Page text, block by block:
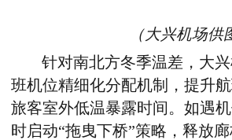
（大兴机场供
针对南北方冬季温差，大
班机位精细化分配机制，提升
旅客室外低温暴露时间。如遇
时启动“拖曳下桥”策略，释放